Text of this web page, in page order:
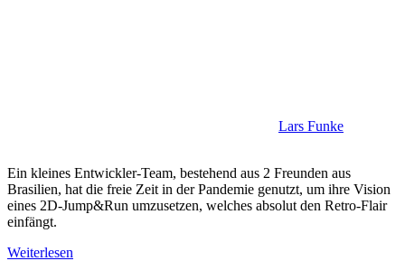
Lars Funke
Ein kleines Entwickler-Team, bestehend aus 2 Freunden aus
Brasilien, hat die freie Zeit in der Pandemie genutzt, um ihre Vision
eines 2D-Jump&Run umzusetzen, welches absolut den Retro-Flair
einfängt.
Weiterlesen